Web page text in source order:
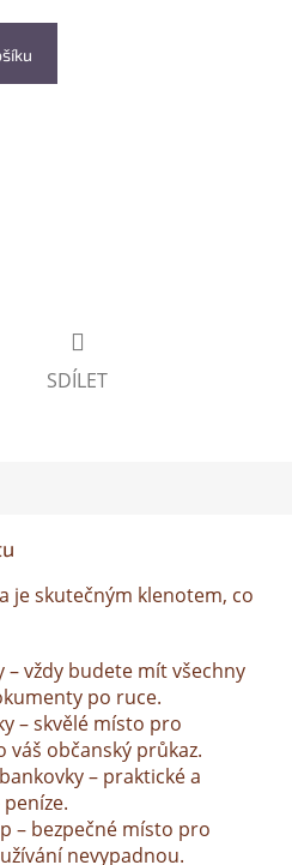
SDÍLET
je skutečným klenotem, co
vždy budete mít všechny
po ruce.
– skvělé místo pro
občanský průkaz.
– praktické a
– bezpečné místo pro
nevypadnou.